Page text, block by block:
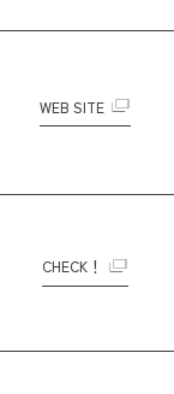
WEB SITE
CHECK！